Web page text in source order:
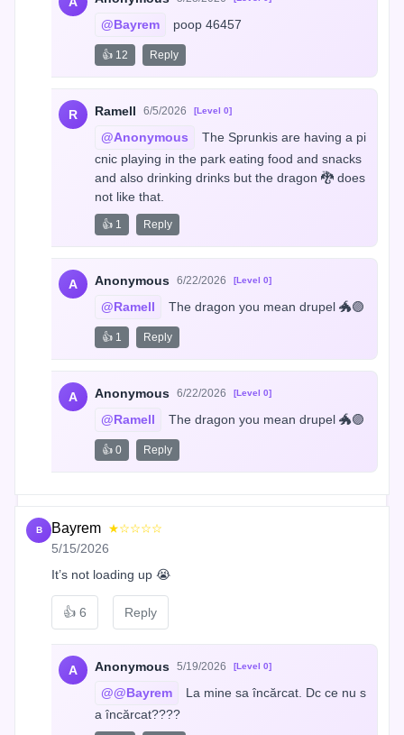
@Bayrem poop 46457
👍 12 Reply
R Ramell 6/5/2026 [Level 0]
@Anonymous
The Sprunkis are having a pi
cnic playing in the park eating food and snacks
and also drinking drinks but the dragon 🐉 does
not like that.
👍 1 Reply
A Anonymous 6/22/2026 [Level 0]
@Ramell The dragon you mean drupel 🐲🟣
👍 1 Reply
A Anonymous 6/22/2026 [Level 0]
@Ramell The dragon you mean drupel 🐲🟣
👍 0 Reply
B Bayrem ★☆☆☆☆
5/15/2026
It’s not loading up 😭
👍 6 Reply
A Anonymous 5/19/2026 [Level 0]
@@Bayrem
La mine sa încărcat. Dc ce nu s
a încărcat????